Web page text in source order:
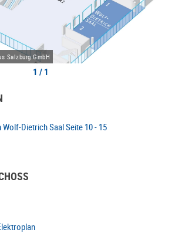
Salzburg GmbH
1 / 1
Dietrich Saal Seite 10 - 15